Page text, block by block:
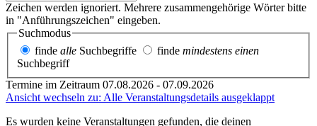
Zeichen werden ignoriert. Mehrere zusammengehörige Wörter bitte
in "Anführungszeichen" eingeben.
Suchmodus
finde alle Suchbegriffe finde mindestens einen
Suchbegriff
Termine im Zeitraum 07.08.2026 - 07.09.2026
Ansicht wechseln zu: Alle Veranstaltungsdetails ausgeklappt
Es wurden keine Veranstaltungen gefunden, die deinen